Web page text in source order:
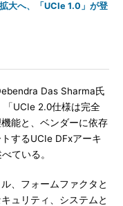
大へ、「UCIe 1.0」が登
Das Sharma氏
「UCIe 2.0仕様は完全
能と、ベンダーに依存
するUCIe DFxアーキ
ている。
、フォームファクタと
ュリティ、システムと